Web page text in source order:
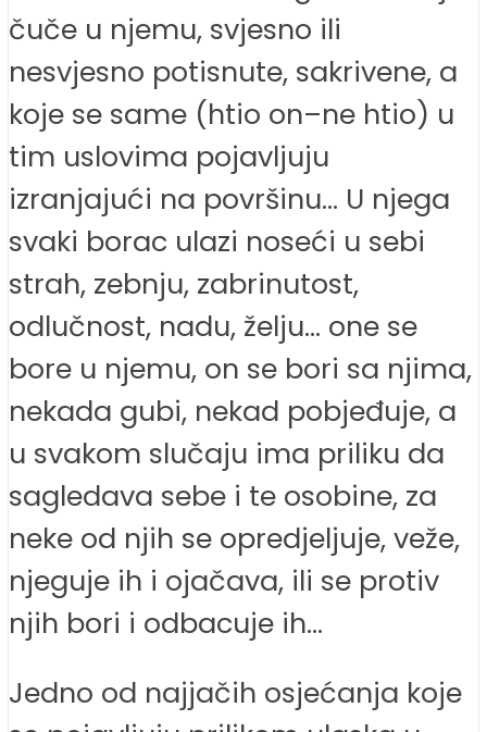
čuče u njemu, svjesno ili
nesvjesno potisnute, sakrivene, a
koje se same (htio on–ne htio) u
tim uslovima pojavljuju
izranjajući na površinu… U njega
svaki borac ulazi noseći u sebi
strah, zebnju, zabrinutost,
odlučnost, nadu, želju… one se
bore u njemu, on se bori sa njima,
nekada gubi, nekad pobjeđuje, a
u svakom slučaju ima priliku da
sagledava sebe i te osobine, za
neke od njih se opredjeljuje, veže,
njeguje ih i ojačava, ili se protiv
njih bori i odbacuje ih…
Jedno od najjačih osjećanja koje